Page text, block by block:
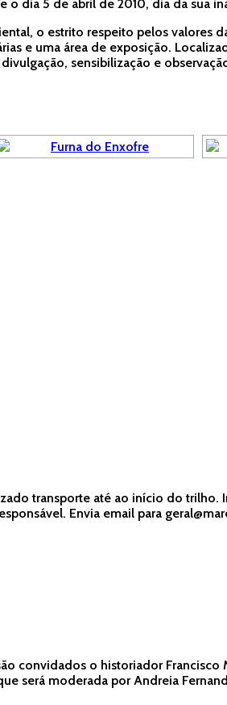
dia 5 de abril de 2010, dia da sua
o estrito respeito pelos valores
e uma área de exposição.
sensibilização e
transporte até ao início do
Envia email para
convidados o historiador
será moderada por Andreia